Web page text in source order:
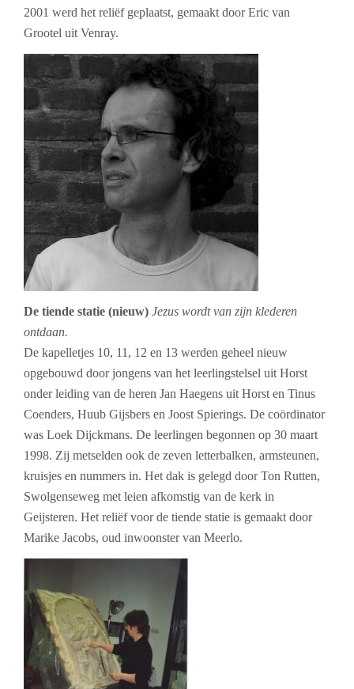
2001 werd het reliëf geplaatst, gemaakt door Eric van
Grootel uit Venray.
De tiende statie (nieuw) Jezus wordt van zijn klederen
ontdaan.
De kapelletjes 10, 11, 12 en 13 werden geheel nieuw
opgebouwd door jongens van het leerlingstelsel uit Horst
onder leiding van de heren Jan Haegens uit Horst en Tinus
Coenders, Huub Gijsbers en Joost Spierings. De coördinator
was Loek Dijckmans. De leerlingen begonnen op 30 maart
1998. Zij metselden ook de zeven letterbalken, armsteunen,
kruisjes en nummers in. Het dak is gelegd door Ton Rutten,
Swolgenseweg met leien afkomstig van de kerk in
Geijsteren. Het reliëf voor de tiende statie is gemaakt door
Marike Jacobs, oud inwoonster van Meerlo.